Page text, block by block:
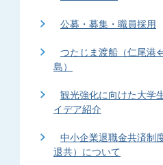
公募・募集・職員採用
つたじま渡船（仁尾
島）
観光強化に向けた大学
イデア紹介
中小企業退職金共済制
退共）について